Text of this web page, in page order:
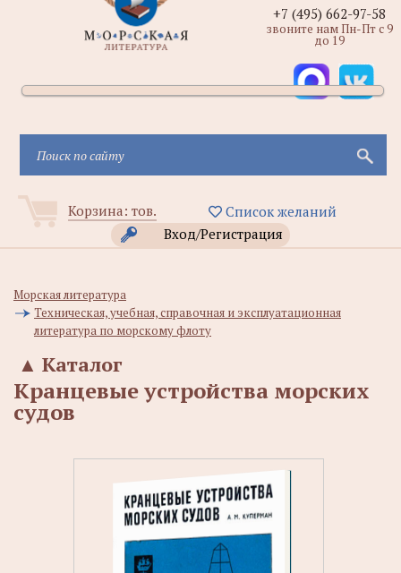
Корзина: тов.
Список желаний
Вход/Регистрация
+7 (495) 662-97-58
звоните нам Пн-Пт с 9
до 19
Морская литература
Техническая, учебная, справочная и эксплуатационная
литература по морскому флоту
Каталог
▲
Кранцевые устройства морских
судов